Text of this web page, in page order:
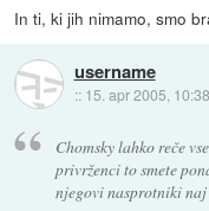
In ti, ki jih nimamo, smo
username
:: 15. apr 2005, 10:38
Chomsky lahko reče
privrženci to smete
njegovi nasprotniki naj